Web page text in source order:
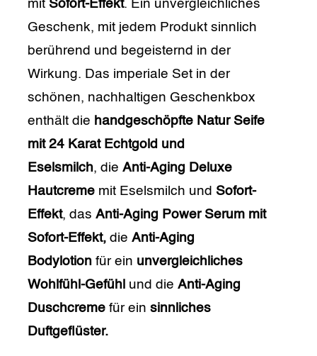
mitSofort-Effekt. Ein unvergleichliches
Geschenk, mit jedem Produkt sinnlich
berührend und begeisternd in der
Wirkung. Das imperiale Set in der
schönen, nachhaltigen Geschenkbox
enthält die handgeschöpfte Natur Seife
mit 24 Karat Echtgold und
Eselsmilch, die Anti-Aging Deluxe
Hautcreme mit Eselsmilch und Sofort-
Effekt, das Anti-Aging Power Serum mit
Sofort-Effekt, die Anti-Aging
Bodylotion für ein unvergleichliches
Wohlfühl-Gefühl und die Anti-Aging
Duschcreme für ein sinnliches
Duftgeflüster.